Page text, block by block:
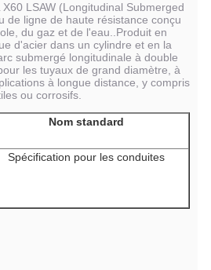
LSAW (Longitudinal Submerged
de ligne de haute résistance conçu
du gaz et de l'eau..Produit en
d'acier dans un cylindre et en la
submergé longitudinale à double
les tuyaux de grand diamètre, à
à longue distance, y compris
ou corrosifs.
Nom standard
Spécification pour les conduites